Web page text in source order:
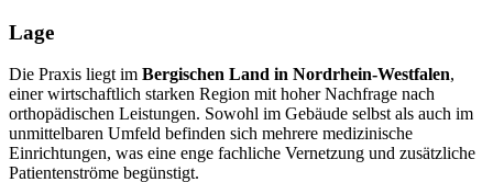
Lage
Die Praxis liegt im Bergischen Land in Nordrhein-Westfalen,
einer wirtschaftlich starken Region mit hoher Nachfrage nach
orthopädischen Leistungen. Sowohl im Gebäude selbst als auch im
unmittelbaren Umfeld befinden sich mehrere medizinische
Einrichtungen, was eine enge fachliche Vernetzung und zusätzliche
Patientenströme begünstigt.